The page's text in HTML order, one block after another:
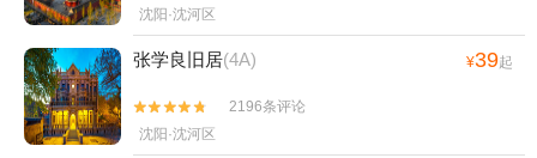
沈阳·沈河区
张学良旧居(4A) ¥39起


2196条评论
沈阳·沈河区